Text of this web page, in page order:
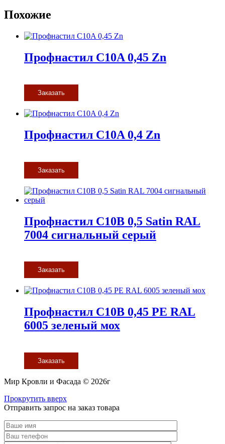
Похожие
Профнастил С10A 0,45 Zn
Заказать
Профнастил С10A 0,4 Zn
Заказать
Профнастил С10В 0,5 Satin RAL
7004 сигнальный серый
Заказать
Профнастил С10В 0,45 PE RAL
6005 зеленый мох
Заказать
Мир Кровли и Фасада © 2026г
Прокрутить вверх
Отправить запрос на заказ товара